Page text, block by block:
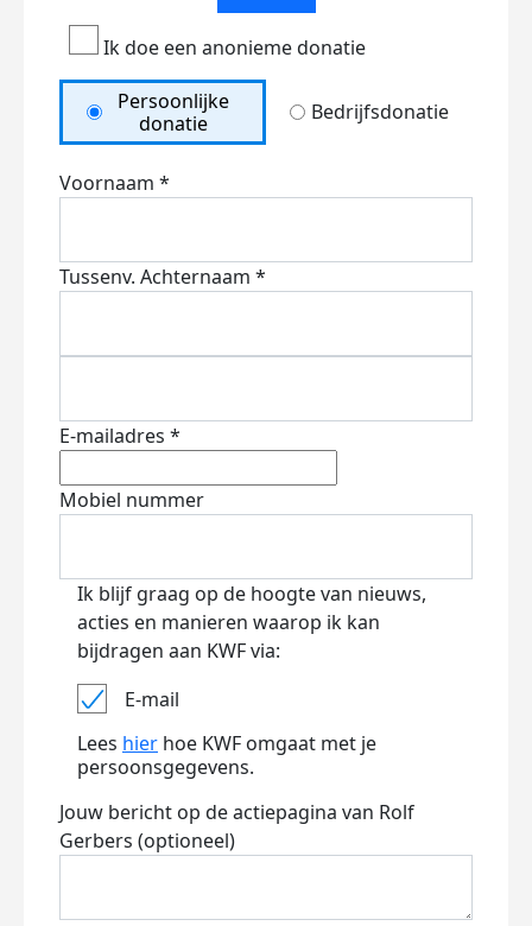
Ik doe een anonieme donatie
Persoonlijke
donatie
Bedrijfsdonatie
Voornaam *
Tussenv. Achternaam *
E-mailadres *
Mobiel nummer
Ik blijf graag op de hoogte van nieuws,
acties en manieren waarop ik kan
bijdragen aan KWF via:
E-mail
Lees hier hoe KWF omgaat met je
persoonsgegevens.
Jouw bericht op de actiepagina van Rolf
Gerbers (optioneel)